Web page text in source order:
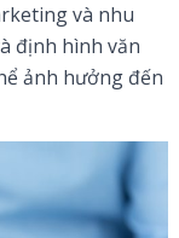
và nhu
định hình văn
ảnh hưởng đến